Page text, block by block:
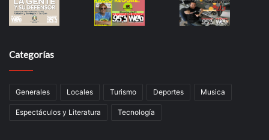
Categorías
Generales Locales Turismo Deportes Musica
Espectáculos y Literatura Tecnología